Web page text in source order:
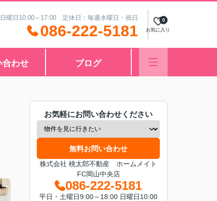
曜日10:00～17:00 定休日：毎週水曜日・祝日
086-222-5181 お気に入り
0
合わせ ブログ
お気軽にお問い合わせください
無料お問い合わせ
株式会社 桃太郎不動産 ホームメイト
FC岡山中央店
086-222-5181
平日・土曜日9:00～18:00 日曜日10:00